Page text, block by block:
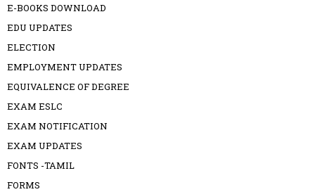
E-BOOKS DOWNLOAD
EDU UPDATES
ELECTION
EMPLOYMENT UPDATES
EQUIVALENCE OF DEGREE
EXAM ESLC
EXAM NOTIFICATION
EXAM UPDATES
FONTS -TAMIL
FORMS